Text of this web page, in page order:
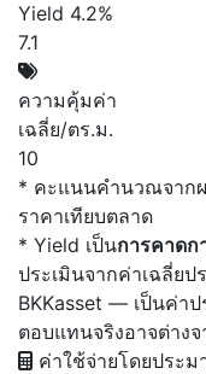
Yield 4.2%
7.1
ความคุ้มค่า
เฉลี่ย/ตร.ม.
10
* คะแนนคำนวณจาก
ราคาเทียบตลาด
* Yield เป็นการคาด
ประเมินจากค่าเฉลี่ยป
BKKasset — เป็นค่า
ตอบแทนจริงอาจต่าง
ค่าใช้จ่ายโดยประ